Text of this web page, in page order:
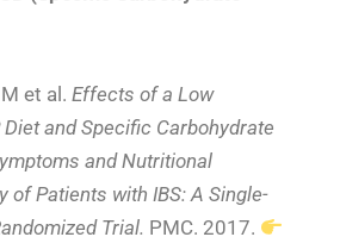
et al.Effects of a Low
Diet and Specific Carbohydrate
and Nutritional
of Patients with IBS: A Single-
Trial. PMC. 2017.